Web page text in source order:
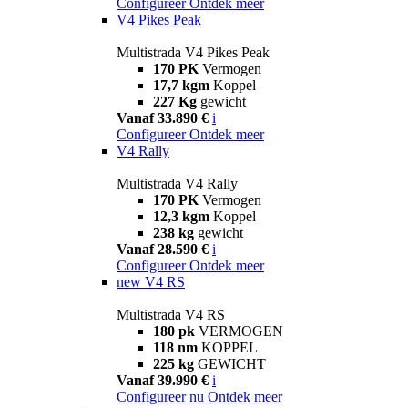
V4 Pikes Peak
Multistrada V4 Pikes Peak
170 PK Vermogen
17,7 kgm Koppel
227 Kg gewicht
Vanaf 33.890 € i
Configureer Ontdek meer
V4 Rally
Multistrada V4 Rally
170 PK Vermogen
12,3 kgm Koppel
238 kg gewicht
Vanaf 28.590 € i
Configureer Ontdek meer
new V4 RS
Multistrada V4 RS
180 pk VERMOGEN
118 nm KOPPEL
225 kg GEWICHT
Vanaf 39.990 € i
Configureer nu Ontdek meer